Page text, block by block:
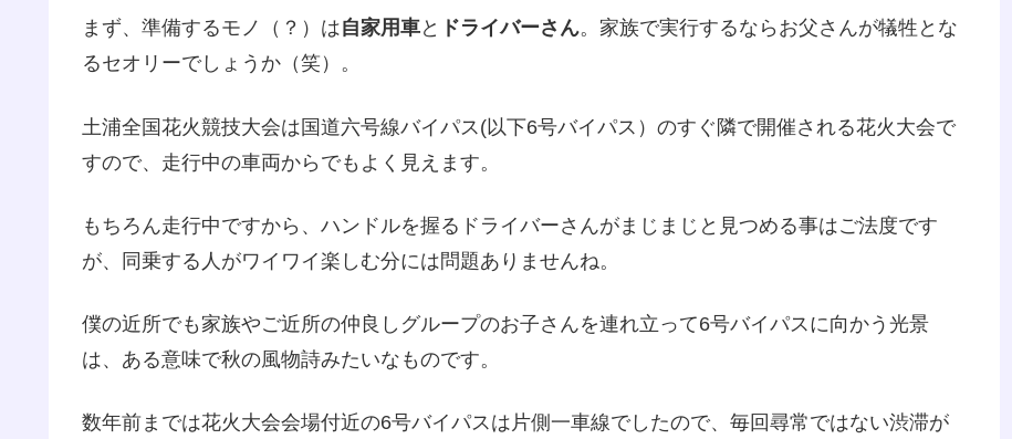
まず、準備するモノ（？）は自家用車と ドライバーさん。家族で実行するならお父さんが犠牲とな
るセオリーでしょうか（笑）。
土浦全国花火競技大会は国道六号線バイパス(以下6号バイパス）のすぐ隣で開催される花火大会で
すので、走行中の車両からでもよく見えます。
もちろん走行中ですから、ハンドルを握るドライバーさんがまじまじと見つめる事はご法度です
が、同乗する人がワイワイ楽しむ分には問題ありませんね。
僕の近所でも家族やご近所の仲良しグループのお子さんを連れ立って6号バイパスに向かう光景
は、ある意味で秋の風物詩みたいなものです。
数年前までは花火大会会場付近の6号バイパスは片側一車線でしたので、毎回尋常ではない渋滞が